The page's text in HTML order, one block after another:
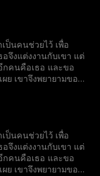
ป็นคนช่วยไว้ เพื่อ
จึงแต่งงานกับเขา แต่
กคนคือเธอ และขอ
ย เขาจึงพยายามขอ
ป็นคนช่วยไว้ เพื่อ
จึงแต่งงานกับเขา แต่
กคนคือเธอ และขอ
ย เขาจึงพยายามขอ